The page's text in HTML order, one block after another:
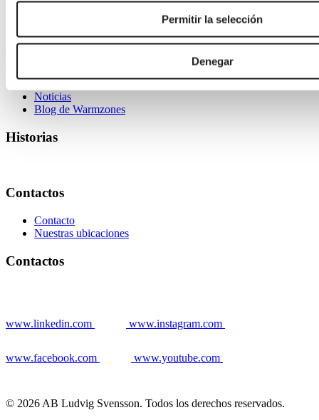
Permitir la selección
Denegar
Historias de productores
Noticias
Blog de Warmzones
Historias
Contactos
Contacto
Nuestras ubicaciones
Contactos
www.linkedin.com www.instagram.com
www.facebook.com www.youtube.com
© 2026 AB Ludvig Svensson. Todos los derechos reservados.